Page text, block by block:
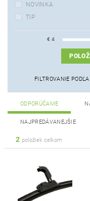
NOVINKA
TIP
€ 4
FILTROVANIE
ODPORÚČAME
NAJPREDÁVANEJŠIE
2 položiek celkom